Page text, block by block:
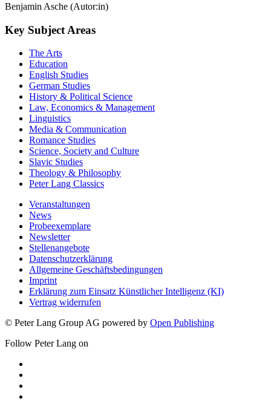
Key Subject Areas
The Arts
Education
English Studies
German Studies
History & Political Science
Law, Economics & Management
Linguistics
Media & Communication
Romance Studies
Science, Society and Culture
Slavic Studies
Theology & Philosophy
Veranstaltungen
News
Probeexemplare
Newsletter
Stellenangebote
Datenschutzerklärung
Allgemeine Geschäftsbedingungen
Imprint
Erklärung zum Einsatz Künstlicher Intelligenz (KI)